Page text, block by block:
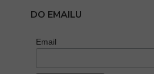
DO EMAILU
Email